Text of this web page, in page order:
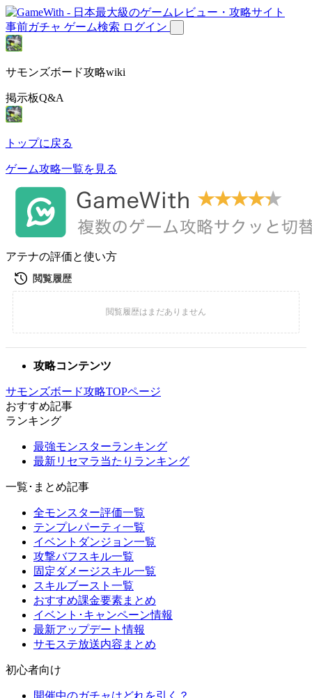
事前ガチャ ゲーム検索 ログイン
サモンズボード攻略wiki
掲示板Q&A
トップに戻る
ゲーム攻略一覧を見る
アテナの評価と使い方
攻略コンテンツ
サモンズボード攻略TOPページ
おすすめ記事
ランキング
最強モンスターランキング
最新リセマラ当たりランキング
一覧･まとめ記事
全モンスター評価一覧
テンプレパーティ一覧
イベントダンジョン一覧
攻撃バフスキル一覧
固定ダメージスキル一覧
スキルブースト一覧
おすすめ課金要素まとめ
イベント･キャンペーン情報
最新アップデート情報
サモステ放送内容まとめ
初心者向け
開催中のガチャはどれを引く？